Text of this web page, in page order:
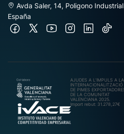
Avda Saler, 14, Poligono
España
AJUDES A L’IMPULS A LA
INTERNACIONALITZACIÓ
DE PIMES
DE LA COMUNITAT
VALENCIANA 2025.
Import rebut: 31.278,27€